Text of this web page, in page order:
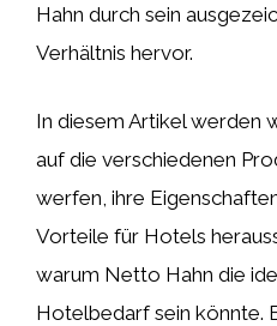
Hahn durch sein
Verhältnis hervor.
In diesem Artikel werden
auf die verschiedenen
werfen, ihre
Vorteile für Hotels
warum Netto Hahn die
Hotelbedarf sein könnte.